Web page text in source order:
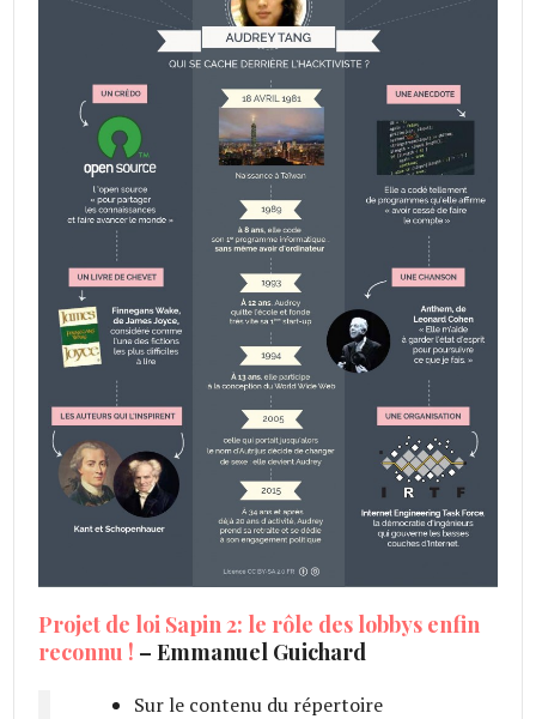
Projet de loi Sapin 2: le rôle des lobbys enfin
reconnu ! – Emmanuel Guichard
Sur le contenu du répertoire